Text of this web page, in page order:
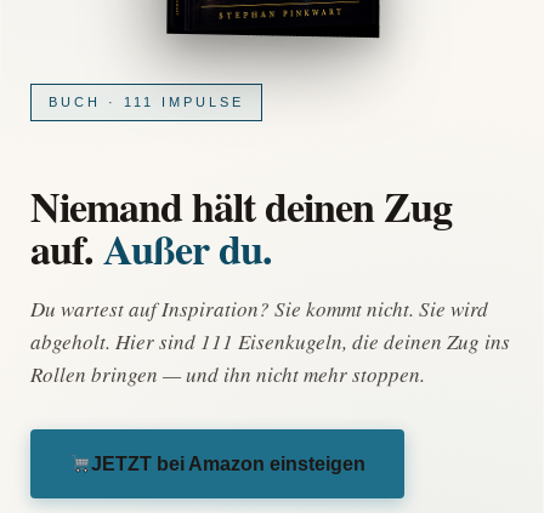
BUCH · 111 IMPULSE
Niemand hält deinen Zug
auf.Außer du.
Du wartest auf Inspiration? Sie kommt nicht. Sie wird
abgeholt. Hier sind 111 Eisenkugeln, die deinen Zug ins
Rollen bringen — und ihn nicht mehr stoppen.
JETZT bei Amazon einsteigen